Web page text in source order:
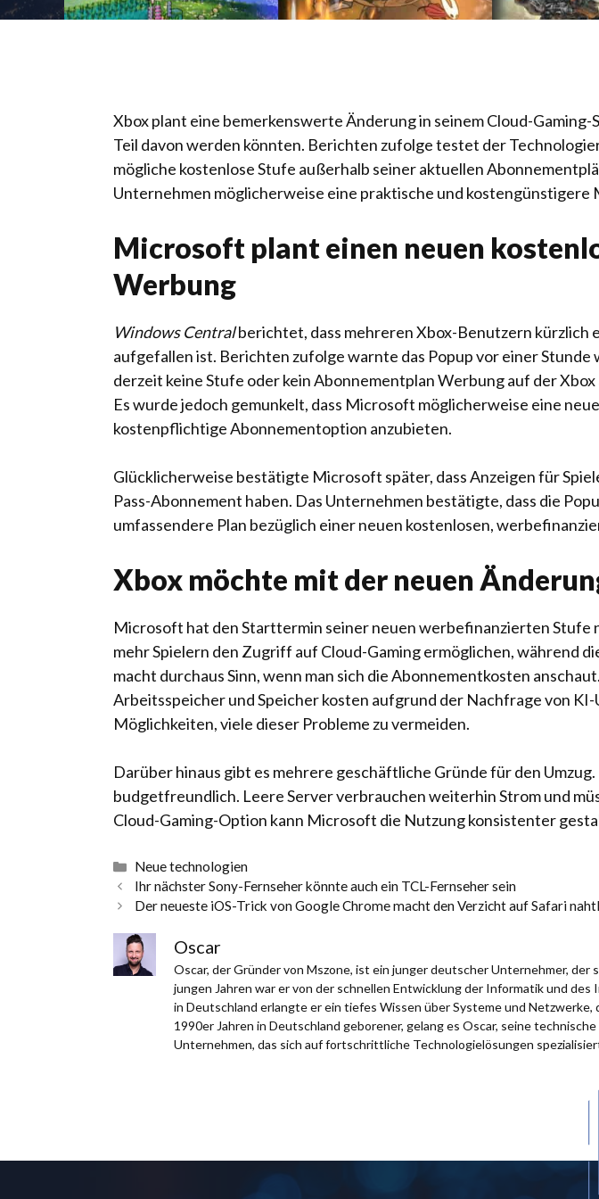
Xbox plant eine bemerkenswerte Änderung in seinem Cloud-
Teil davon werden könnten. Berichten zufolge testet der
mögliche kostenlose Stufe außerhalb seiner aktuellen
Unternehmen möglicherweise eine praktische und
Microsoft plant einen neuen
Werbung
Windows Centralberichtet, dass mehreren Xbox-Benutzern kürzlich
aufgefallen ist. Berichten zufolge warnte das Popup vor einer
derzeit keine Stufe oder kein Abonnementplan Werbung auf der
Es wurde jedoch gemunkelt, dass Microsoft möglicherweise eine
kostenpflichtige Abonnementoption anzubieten.
Glücklicherweise bestätigte Microsoft später, dass Anzeigen für
Pass-Abonnement haben. Das Unternehmen bestätigte, dass die
umfassendere Plan bezüglich einer neuen kostenlosen,
Xbox möchte mit der neuen
Microsoft hat den Starttermin seiner neuen werbefinanzierten
mehr Spielern den Zugriff auf Cloud-Gaming ermöglichen, während
macht durchaus Sinn, wenn man sich die Abonnementkosten
Arbeitsspeicher und Speicher kosten aufgrund der Nachfrage von
Möglichkeiten, viele dieser Probleme zu vermeiden.
Darüber hinaus gibt es mehrere geschäftliche Gründe für den
budgetfreundlich. Leere Server verbrauchen weiterhin Strom und
Cloud-Gaming-Option kann Microsoft die Nutzung konsistenter
Kategorien
Neue technologien
Ihr nächster Sony-Fernseher könnte auch ein TCL-Fernseher sein
Der neueste iOS-Trick von Google Chrome macht den Verzicht auf Safari
Oscar
Oscar, der Gründer von Mszone, ist ein junger deutscher Unternehmer,
jungen Jahren war er von der schnellen Entwicklung der Informatik und
in Deutschland erlangte er ein tiefes Wissen über Systeme und
1990er Jahren in Deutschland geborener, gelang es Oscar, seine
Unternehmen, das sich auf fortschrittliche Technologielösungen